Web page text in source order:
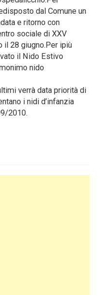
dal Comune un
e ritorno con
sociale di XXV
il 28 giugno.Per ipiù
il Nido Estivo
nido
verrà data priorità di
i nidi d’infanzia
2010.